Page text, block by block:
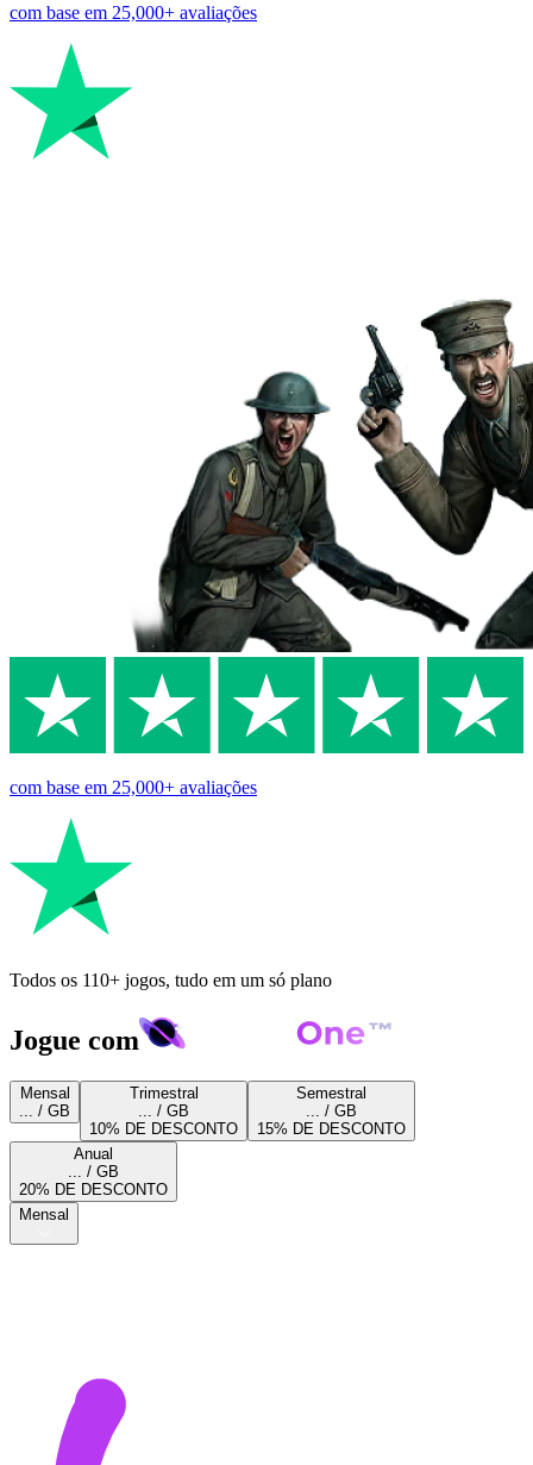
com base em 25,000+ avaliações
com base em 25,000+ avaliações
Todos os 110+ jogos, tudo em um só plano
Jogue com
Mensal
... / GB
Trimestral
... / GB
10% DE DESCONTO
Semestral
... / GB
15% DE DESCONTO
Anual
... / GB
20% DE DESCONTO
Mensal